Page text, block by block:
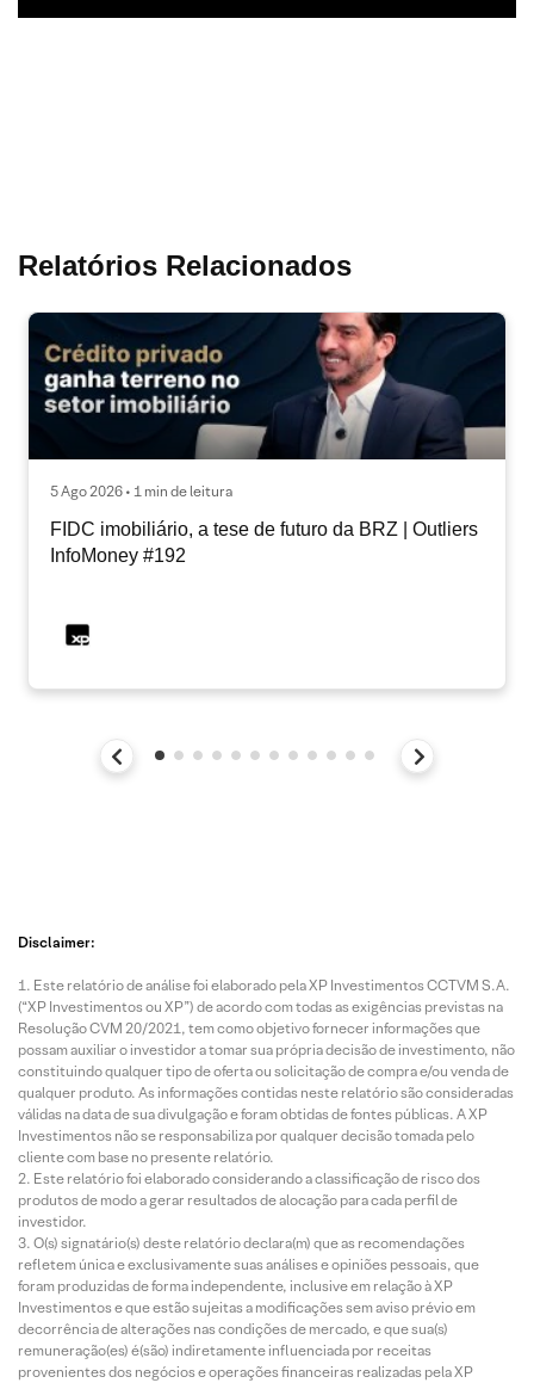
Relatórios Relacionados
5 Ago 2026 • 1 min de leitura
FIDC imobiliário, a tese de futuro da BRZ | Outliers
InfoMoney #192
Disclaimer:
Este relatório de análise foi elaborado pela XP Investimentos CCTVM S.A.
(“XP Investimentos ou XP”) de acordo com todas as exigências previstas na
Resolução CVM 20/2021, tem como objetivo fornecer informações que
possam auxiliar o investidor a tomar sua própria decisão de investimento, não
constituindo qualquer tipo de oferta ou solicitação de compra e/ou venda de
qualquer produto. As informações contidas neste relatório são consideradas
válidas na data de sua divulgação e foram obtidas de fontes públicas. A XP
Investimentos não se responsabiliza por qualquer decisão tomada pelo
cliente com base no presente relatório.
Este relatório foi elaborado considerando a classificação de risco dos
produtos de modo a gerar resultados de alocação para cada perfil de
investidor.
O(s) signatário(s) deste relatório declara(m) que as recomendações
refletem única e exclusivamente suas análises e opiniões pessoais, que
foram produzidas de forma independente, inclusive em relação à XP
Investimentos e que estão sujeitas a modificações sem aviso prévio em
decorrência de alterações nas condições de mercado, e que sua(s)
remuneração(es) é(são) indiretamente influenciada por receitas
provenientes dos negócios e operações financeiras realizadas pela XP